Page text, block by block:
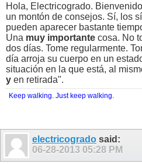
Hola, Electricogrado.
un montón de consejos. Sí, los
pueden aparecer bastante
Una muy importante cosa. No
dos días. Tome regularmente.
día arroja su cuerpo en un
situación en la que está, al
y en retirada".
Keep walking. Just keep walking.
electricogrado said:
06-28-2013 05:28 PM